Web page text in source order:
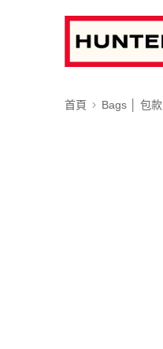
首頁 Bags │ 包款